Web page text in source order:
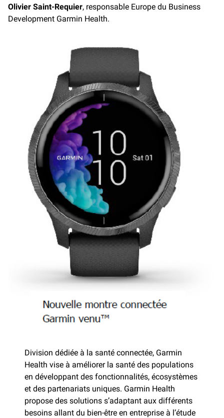
Olivier Saint-Requier, responsable Europe du Business
Development Garmin Health.
Division dédiée à la santé connectée, Garmin
Health vise à améliorer la santé des populations
en développant des fonctionnalités, écosystèmes
et des partenariats uniques. Garmin Health
propose des solutions s’adaptant aux différents
besoins allant du bien-être en entreprise à l’étude